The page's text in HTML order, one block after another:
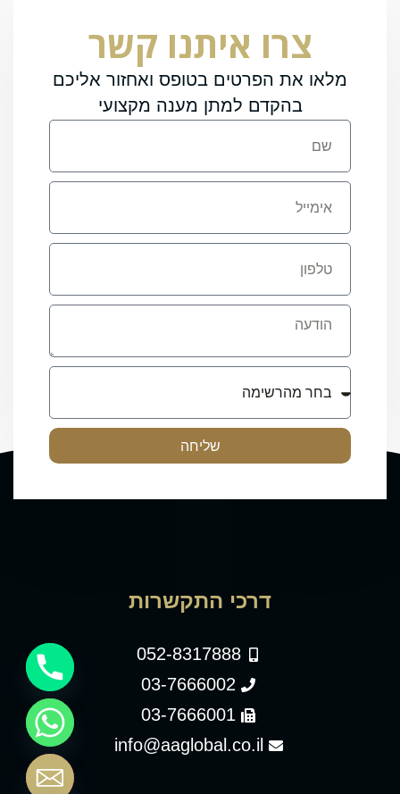
צרו איתנו קשר
מלאו את הפרטים בטופס ואחזור אליכם
בהקדם למתן מענה מקצועי
שליחה
דרכי התקשרות
052-8317888
03-7666002
03-7666001
info@aaglobal.co.il